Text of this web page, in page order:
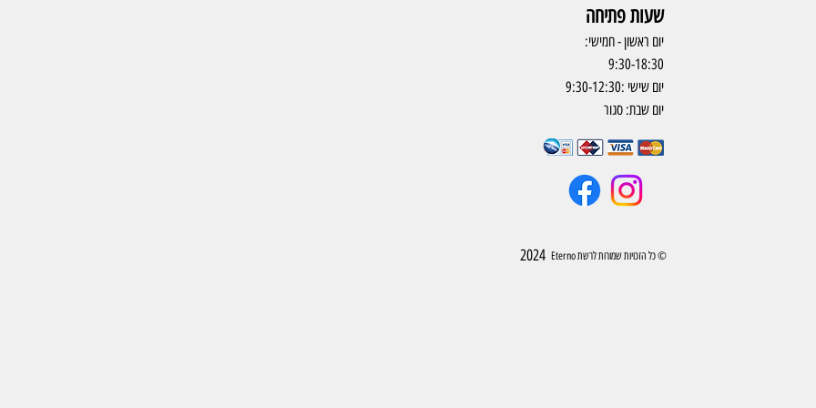
שעות פתיחה
יום ראשון - חמישי:
9:30-18:30
יום שישי :9:30-12:30
יום שבת: סגור
2024 © כל הזכויות שמורות לרשת Eterno